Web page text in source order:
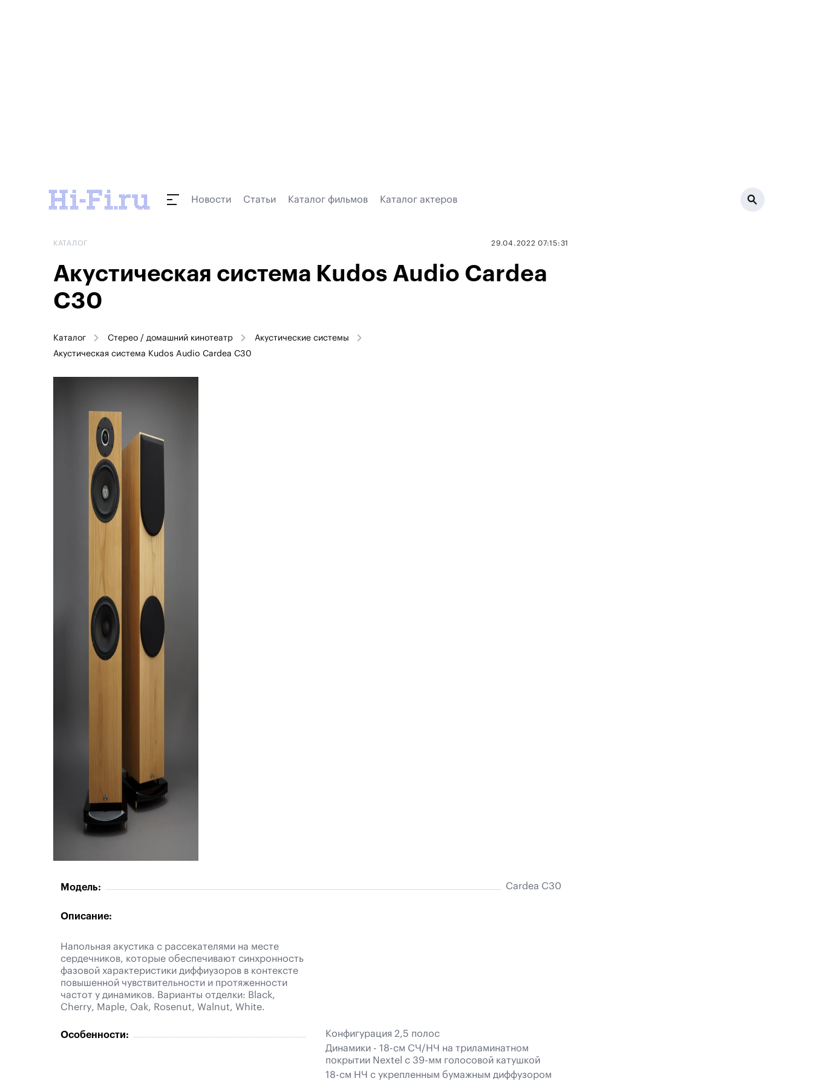
Новости Статьи Каталог фильмов Каталог актеров
КАТАЛОГ 29.04.2022 07:15:31
Акустическая система Kudos Audio Cardea
C30
Каталог Стерео / домашний кинотеатр
Акустические системы
Акустическая система Kudos Audio Cardea C30
Модель: Cardea C30
Описание:
Напольная акустика c рассекателями на месте
сердечников, которые обеспечивают синхронность
фазовой характеристики диффиузоров в контексте
повышенной чувствительности и протяженности
частот у динамиков. Варианты отделки: Black,
Cherry, Maple, Oak, Rosenut, Walnut, White.
Особенности:
Конфигурация 2,5 полос
Динамики - 18-cм СЧ/НЧ на триламинатном
покрытии Nextel с 39-мм голосовой катушкой
18-cм НЧ с укрепленным бумажным диффузором